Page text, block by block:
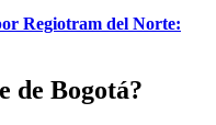
Regiotram del Norte:
de Bogotá?